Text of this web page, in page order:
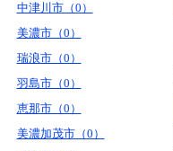
中津川市（0）
美濃市（0）
瑞浪市（0）
羽島市（0）
恵那市（0）
美濃加茂市（0）